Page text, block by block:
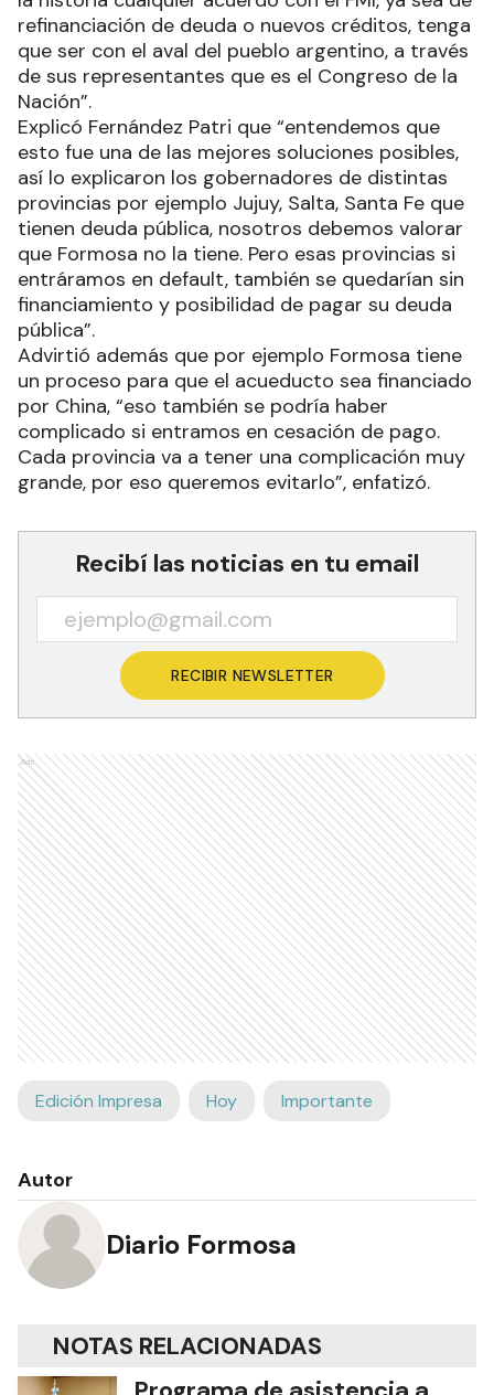
refinanciación de deuda o nuevos créditos, tenga
que ser con el aval del pueblo argentino, a través
de sus representantes que es el Congreso de la
Nación”.
Explicó Fernández Patri que “entendemos que
esto fue una de las mejores soluciones posibles,
así lo explicaron los gobernadores de distintas
provincias por ejemplo Jujuy, Salta, Santa Fe que
tienen deuda pública, nosotros debemos valorar
que Formosa no la tiene. Pero esas provincias si
entráramos en default, también se quedarían sin
financiamiento y posibilidad de pagar su deuda
pública”.
Advirtió además que por ejemplo Formosa tiene
un proceso para que el acueducto sea financiado
por China, “eso también se podría haber
complicado si entramos en cesación de pago.
Cada provincia va a tener una complicación muy
grande, por eso queremos evitarlo”, enfatizó.
Recibí las noticias en tu email
RECIBIR NEWSLETTER
Ads
Edición Impresa Hoy Importante
Autor
Diario Formosa
NOTAS RELACIONADAS